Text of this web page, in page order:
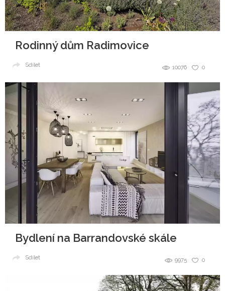
Rodinný dům Radimovice
0
10076
Sdílet
Bydlení na Barrandovské skále
0
9975
Sdílet